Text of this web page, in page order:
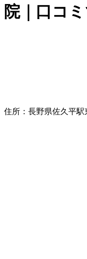
院｜口コ
住所：長野県佐久平駅